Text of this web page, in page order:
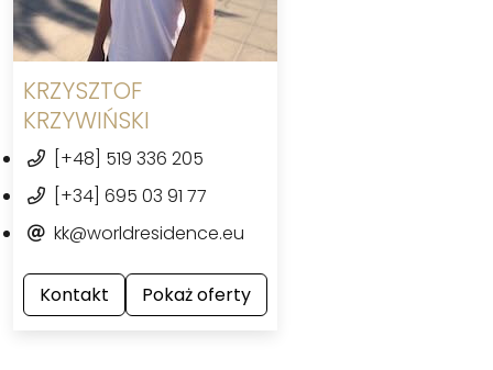
KRZYSZTOF
KRZYWIŃSKI
[+48] 519 336 205
[+34] 695 03 91 77
kk@worldresidence.eu
Kontakt Pokaż oferty